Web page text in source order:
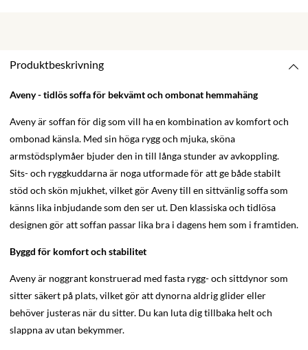
Produktbeskrivning
Aveny - tidlös soffa för bekvämt och ombonat hemmahäng
Aveny är soffan för dig som vill ha en kombination av komfort och
ombonad känsla. Med sin höga rygg och mjuka, sköna
armstödsplymåer bjuder den in till långa stunder av avkoppling.
Sits- och ryggkuddarna är noga utformade för att ge både stabilt
stöd och skön mjukhet, vilket gör Aveny till en sittvänlig soffa som
känns lika inbjudande som den ser ut. Den klassiska och tidlösa
designen gör att soffan passar lika bra i dagens hem som i framtiden.
Byggd för komfort och stabilitet
Aveny är noggrant konstruerad med fasta rygg- och sittdynor som
sitter säkert på plats, vilket gör att dynorna aldrig glider eller
behöver justeras när du sitter. Du kan luta dig tillbaka helt och
slappna av utan bekymmer.